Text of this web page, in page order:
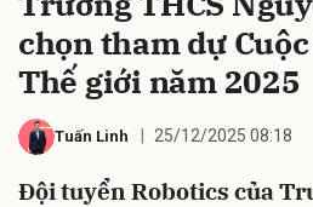
chọn tham dự
Thế giới năm 2025
Tuấn Linh 25/12/2025 08:18
Đội tuyển Robotics của